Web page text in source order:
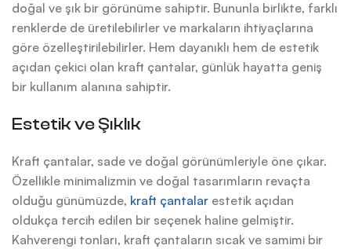
doğal ve şık bir görünüme sahiptir. Bununla birlikte, farklı
renklerde de üretilebilirler ve markaların ihtiyaçlarına
göre özelleştirilebilirler. Hem dayanıklı hem de estetik
açıdan çekici olan kraft çantalar, günlük hayatta geniş
bir kullanım alanına sahiptir.
Estetik ve Şıklık
Kraft çantalar, sade ve doğal görünümleriyle öne çıkar.
Özellikle minimalizmin ve doğal tasarımların revaçta
olduğu günümüzde, kraft çantalar estetik açıdan
oldukça tercih edilen bir seçenek haline gelmiştir.
Kahverengi tonları, kraft çantaların sıcak ve samimi bir